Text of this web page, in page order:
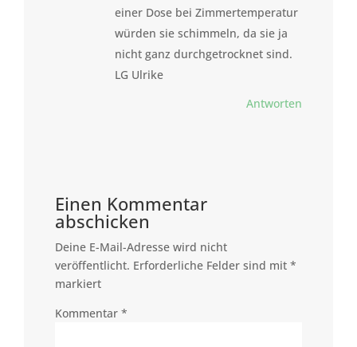
einer Dose bei Zimmertemperatur
würden sie schimmeln, da sie ja
nicht ganz durchgetrocknet sind.
LG Ulrike
Antworten
Einen Kommentar
abschicken
Deine E-Mail-Adresse wird nicht
veröffentlicht. Erforderliche Felder sind mit *
markiert
Kommentar *